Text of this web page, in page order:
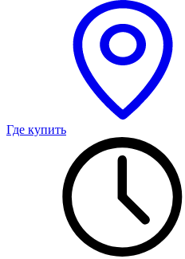
Где купить